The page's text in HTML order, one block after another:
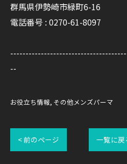
群馬県伊勢崎市緑町6-16
電話番号 : 0270-61-8097
--
お役立ち情報 その他メンズパーマ
< 前のページ 一覧に戻